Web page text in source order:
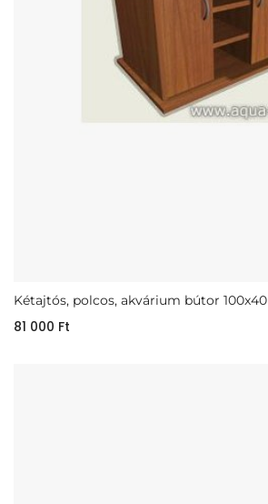
Kétajtós, polcos, akvárium bútor 100x40
81 000 Ft